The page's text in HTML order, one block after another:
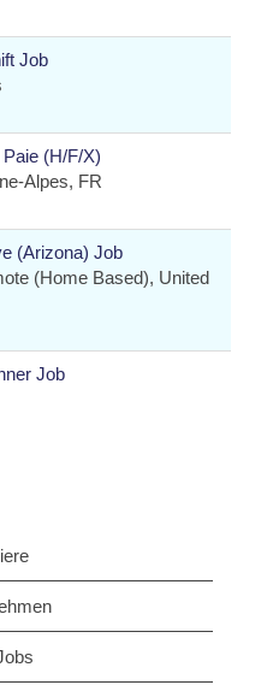
Job
(H/F/X)
Alpes, FR
(Arizona) Job
(Home Based), United
Job